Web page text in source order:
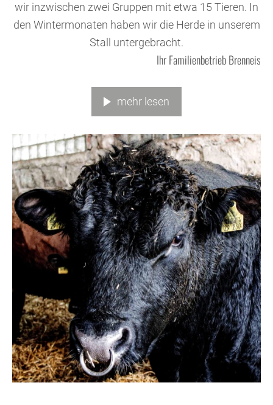
wir inzwischen zwei Gruppen mit etwa 15 Tieren. In
den Wintermonaten haben wir die Herde in unserem
Stall untergebracht.
Ihr Familienbetrieb Brenneis
mehr lesen